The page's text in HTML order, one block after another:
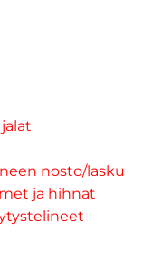
nosto/lasku
ja hihnat